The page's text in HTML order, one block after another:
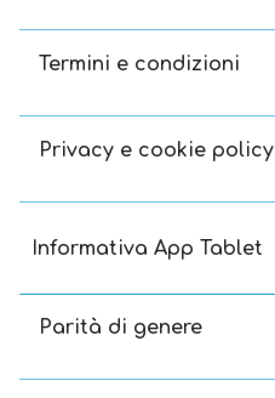
Termini e condizioni
Privacy e cookie policy
Informativa App Tablet
Parità di genere